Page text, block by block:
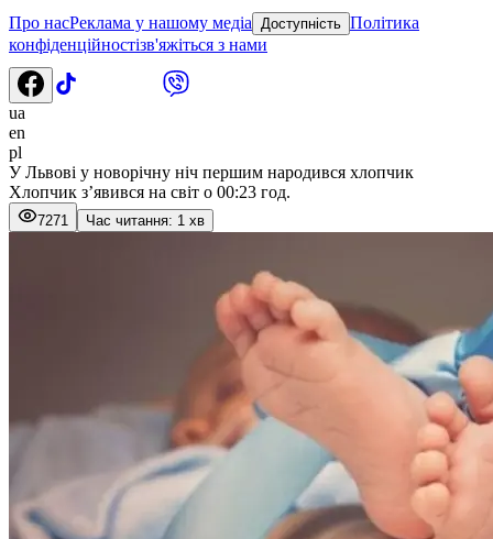
Про насРеклама у нашому медіа Доступність Політика
конфіденційностізв'яжіться з нами
ua
en
pl
У Львові у новорічну ніч першим народився хлопчик
Хлопчик з’явився на світ о 00:23 год.
7271 Час читання: 1 хв